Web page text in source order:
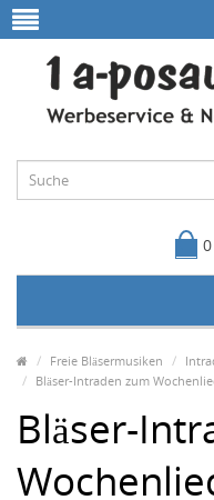
Freie Bläsermusiken
Bläser-Intraden zum
Bläser-